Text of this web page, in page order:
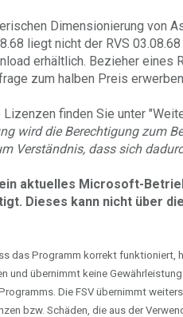
Dimensionierung von
liegt nicht der RVS
erhältlich. Bezieher eines
zum halben Preis
finden Sie unter
wird die Berechtigung zum
Verständnis, dass sich
aktuelles Microsoft-
Dieses kann nicht über
das Programm korrekt funktioniert,
und übernimmt keine
Die FSV übernimmt
bzw. Schäden, die aus der